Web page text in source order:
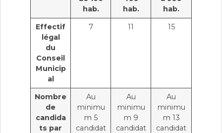
hab.
hab.
hab.
Effectif
légal
du
Conseil
Municip
al
7 11 15
Nombre
de
candida
ts par
Au
minimu
m 5
candidat
Au
minimu
m 9
candidat
Au
minimu
m 13
candidat